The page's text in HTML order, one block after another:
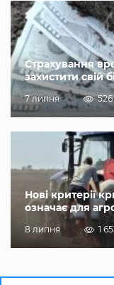
Страхування
захистити свій
7 липня 526
Нові критерії
означає для
8 липня 1